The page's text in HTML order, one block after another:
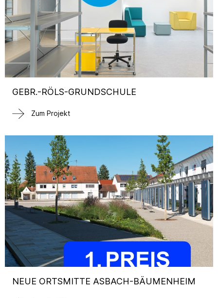
GEBR.-RÖLS-GRUNDSCHULE
Zum Projekt
NEUE ORTSMITTE ASBACH-BÄUMENHEIM